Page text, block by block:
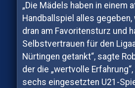
„Die Mädels haben in einem
Handballspiel alles
dran am Favoritensturz und
Selbstvertrauen für den
Nürtingen getankt“, sagte
der die „wertvolle
sechs eingesetzten U21-